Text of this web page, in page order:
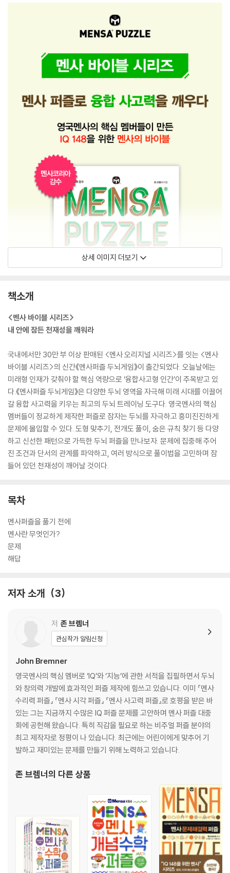
상세 이미지 더보기
책소개
<멘사 바이블 시리즈>
내 안에 잠든 천재성을 깨워라
국내에서만 30만 부 이상 판매된 <멘사 오리지널 시리즈>를 잇는 <멘사
바이블 시리즈>의 신간《멘사퍼즐 두뇌게임》이 출간되었다. 오늘날에는
미래형 인재가 갖춰야 할 핵심 역량으로 ‘융합사고형 인간’이 주목받고 있
다.《멘사퍼즐 두뇌게임》은 다양한 두뇌 영역을 자극해 미래 시대를 이끌어
갈 융합 사고력을 키우는 최고의 두뇌 트레이닝 도구다. 영국멘사의 핵심
멤버들이 정교하게 제작한 퍼즐로 잠자는 두뇌를 자극하고 흥미진진하게
문제에 몰입할 수 있다. 도형 맞추기, 전개도 풀이, 숨은 규칙 찾기 등 다양
하고 신선한 패턴으로 가득한 두뇌 퍼즐을 만나보자. 문제에 집중해 주어
진 조건과 단서의 관계를 파악하고, 여러 방식으로 풀이법을 고민하며 잠
들어 있던 천재성이 깨어날 것이다.
목차
멘사퍼즐을 풀기 전에
멘사란 무엇인가?
문제
해답
저자 소개 3
저 존 브렘너
관심작가 알림신청
John Bremner
영국멘사의 핵심 멤버로 ‘IQ’와 ‘지능’에 관한 서적을 집필하면서 두뇌
와 창의력 개발에 효과적인 퍼즐 제작에 힘쓰고 있습니다. 이미 『멘사
수리력 퍼즐』 『멘사 시각 퍼즐』 『멘사 사고력 퍼즐』로 호평을 받은 바
있는 그는 지금까지 수많은 IQ 퍼즐 문제를 고안하며 멘사 퍼즐 대중
화에 공헌해 왔습니다. 특히 직감을 필요로 하는 비주얼 퍼즐 분야의
최고 제작자로 정평이 나 있습니다. 최근에는 어린이에게 맞추어 기
발하고 재미있는 문제를 만들기 위해 노력하고 있습니다.
존 브렘너의 다른 상품